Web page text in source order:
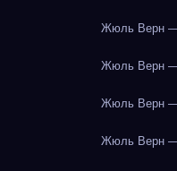
Жюль Верн —
Жюль Верн —
Жюль Верн —
Жюль Верн —